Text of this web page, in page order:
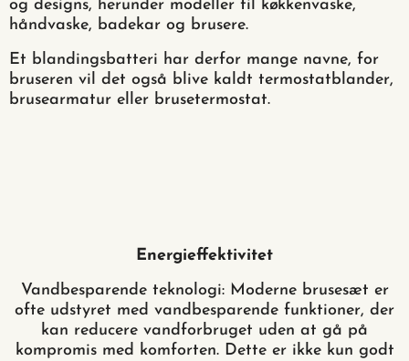
og designs, herunder modeller til køkkenvaske,
håndvaske, badekar og brusere.
Et blandingsbatteri har derfor mange navne, for
bruseren vil det også blive kaldt termostatblander,
brusearmatur eller brusetermostat.
Energieffektivitet
Vandbesparende teknologi: Moderne brusesæt er
ofte udstyret med vandbesparende funktioner, der
kan reducere vandforbruget uden at gå på
kompromis med komforten. Dette er ikke kun godt